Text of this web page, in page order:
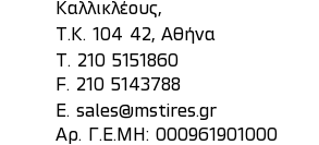
Καλλικλέους,
Τ.Κ. 104 42, Αθήνα
T. 210 5151860
F. 210 5143788
E. sales@mstires.gr
Αρ. Γ.Ε.ΜΗ: 000961901000